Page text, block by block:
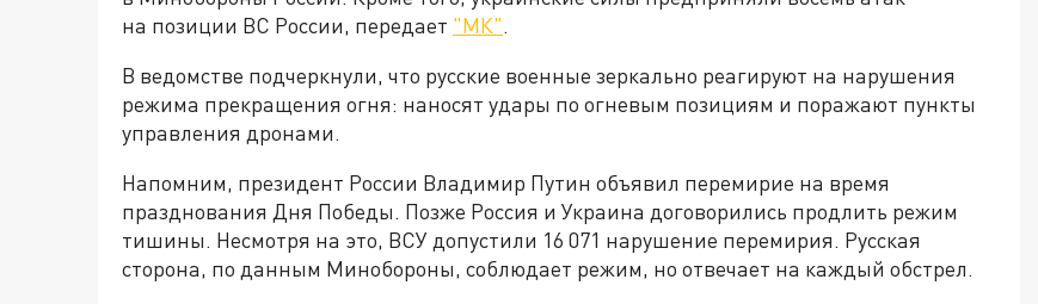
на позиции ВС России, передает "МК".
В ведомстве подчеркнули, что русские военные зеркально реагируют на нарушения
режима прекращения огня: наносят удары по огневым позициям и поражают пункты
управления дронами.
Напомним, президент России Владимир Путин объявил перемирие на время
празднования Дня Победы. Позже Россия и Украина договорились продлить режим
тишины. Несмотря на это, ВСУ допустили 16 071 нарушение перемирия. Русская
сторона, по данным Минобороны, соблюдает режим, но отвечает на каждый обстрел.